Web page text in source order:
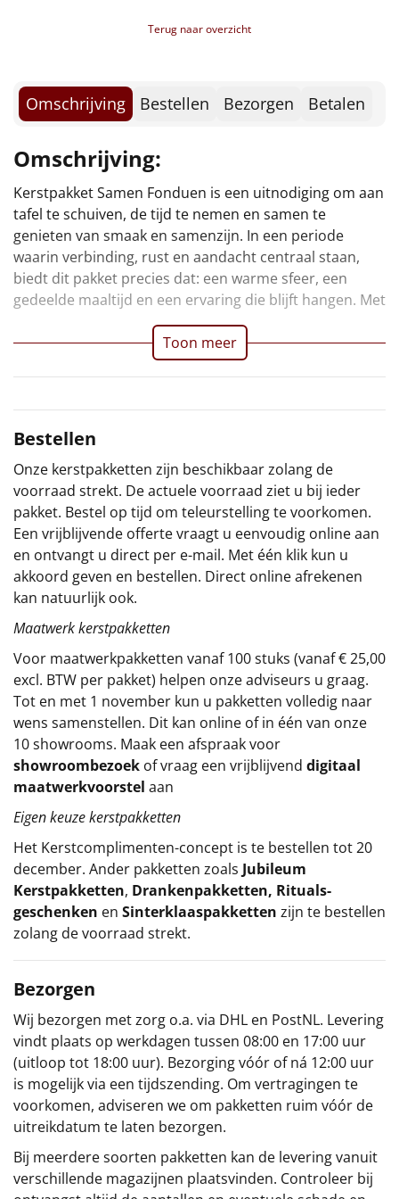
Slowcooker POPULAIR
Deken (fleece plaid)
Alle artikelen
Overige
Ideeën
Personeel
Sinterklaaspakketten
Particulier
Kerstgeschenken 2026
Relatiegeschenken
Cadeaubon
Alle overige
Suikerwafel, 80 gr
Mini Bouchées, 12 st
Ragout, 290 gr
* Inhoud Hightea'tje:
Thee, Lipton, Rooibos, 1,7 gr
Thee, Lipton Earl Grey, 2 gr
Boterwafels, 3 x 10 gr
Toblerone, 8 gr
Nougat, Caramel, 12 gr
Tony's Chocolonely, Melk, 9 gr
Knackebrod, 15 gr
Kerstmagazine 2025
Terug naar overzicht
Omschrijving Bestellen Bezorgen Betalen
Omschrijving:
Kerstpakket Samen Fonduen is een uitnodiging om aan
tafel te schuiven, de tijd te nemen en samen te
genieten van smaak en samenzijn. In een periode
waarin verbinding, rust en aandacht centraal staan,
biedt dit pakket precies dat: een warme sfeer, een
gedeelde maaltijd en een ervaring die blijft hangen. Met
een combinatie van culinaire veelzijdigheid en
sfeervolle presentatie is dit een kerstgeschenk dat iets
bijzonders toevoegt aan elk diner, elk gesprek en elk
Toon meer
Bestellen
Onze kerstpakketten zijn beschikbaar zolang de
voorraad strekt. De actuele voorraad ziet u bij ieder
pakket. Bestel op tijd om teleurstelling te voorkomen.
Een vrijblijvende offerte vraagt u eenvoudig online aan
en ontvangt u direct per e-mail. Met één klik kun u
akkoord geven en bestellen. Direct online afrekenen
kan natuurlijk ook.
Maatwerk kerstpakketten
Voor maatwerkpakketten vanaf 100 stuks (vanaf € 25,00
excl. BTW per pakket) helpen onze adviseurs u graag.
Tot en met 1 november kun u pakketten volledig naar
wens samenstellen. Dit kan online of in één van onze
10 showrooms. Maak een afspraak voor
showroombezoek of vraag een vrijblijvend digitaal
maatwerkvoorstel aan
Eigen keuze kerstpakketten
Het Kerstcomplimenten-concept is te bestellen tot 20
december. Ander pakketten zoals Jubileum
Kerstpakketten, Drankenpakketten, Rituals-
geschenken en Sinterklaaspakketten zijn te bestellen
zolang de voorraad strekt.
Bezorgen
Wij bezorgen met zorg o.a. via DHL en PostNL. Levering
vindt plaats op werkdagen tussen 08:00 en 17:00 uur
(uitloop tot 18:00 uur). Bezorging vóór of ná 12:00 uur
is mogelijk via een tijdszending. Om vertragingen te
voorkomen, adviseren we om pakketten ruim vóór de
uitreikdatum te laten bezorgen.
Bij meerdere soorten pakketten kan de levering vanuit
verschillende magazijnen plaatsvinden. Controleer bij